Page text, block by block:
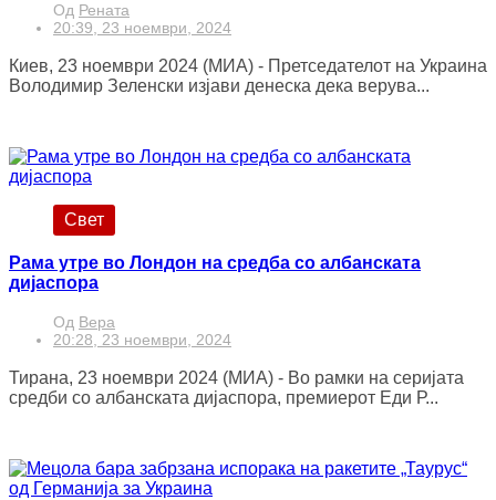
Од Рената
20:39, 23 ноември, 2024
Киев, 23 ноември 2024 (МИА) - Претседателот на Украина
Володимир Зеленски изјави денеска дека верува...
Свет
Рама утре во Лондон на средба со албанската
дијаспора
Од Вера
20:28, 23 ноември, 2024
Тирана, 23 ноември 2024 (МИА) - Во рамки на серијата
средби со албанската дијаспора, премиерот Еди Р...